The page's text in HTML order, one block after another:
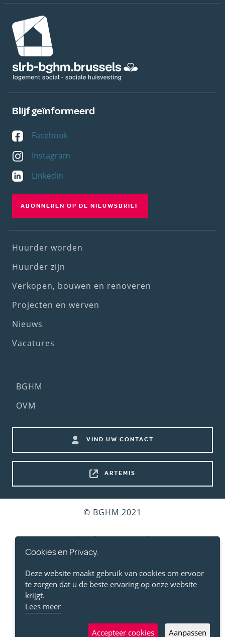
Afbeelding
Blijf geïnformeerd
Facebook
Instagram
Linkedin
ABONNEREN OP DE NIEUWSBRIEF
Footer
(1st
menu)
Huurder worden
Huurder zijn
Verkopen, bouwen en renoveren
Projecten en werven
Nieuws
Vacatures
Footer
(2nd
BGHM
OVM
shortcuts
VIND UW CONTACT
ARTEMIS
© BGHM 2021
Gebruiksvoorwaarden
Toegankelijkheidsverklaring
Cookies en Privacy.
Deze website maakt gebruik van cookies om ervoor
te zorgen dat u de beste ervaring op onze website
krijgt.
Lees meer
Accepteer cookies Aanpassen